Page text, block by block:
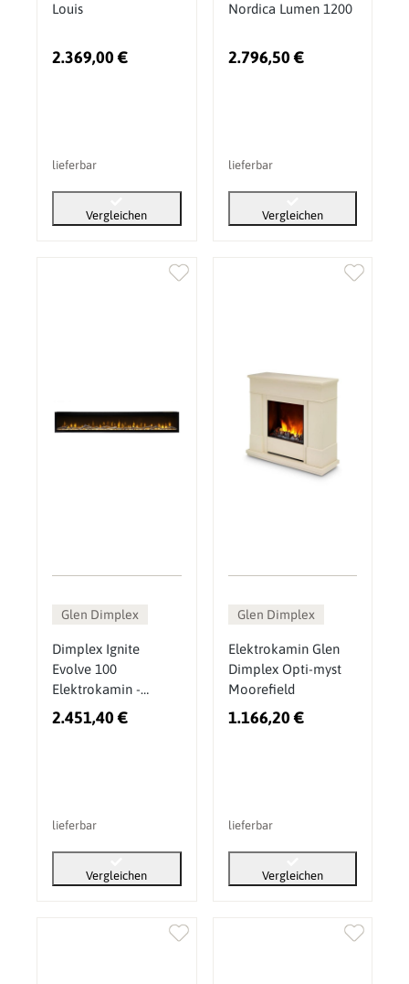
Louis
2.369,00 €
lieferbar
Vergleichen
Nordica Lumen 1200
2.796,50 €
lieferbar
Vergleichen
Glen Dimplex
Dimplex Ignite
Evolve 100
Elektrokamin -
Randloses Design,
App-Steuerung und
2.451,40 €
lieferbar
Vergleichen
Glen Dimplex
Elektrokamin Glen
Dimplex Opti-myst
Moorefield
1.166,20 €
lieferbar
Vergleichen